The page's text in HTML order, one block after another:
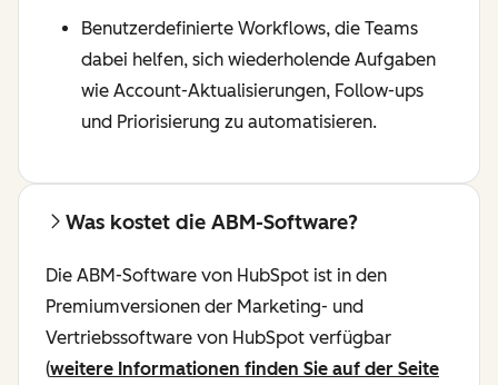
Benutzerdefinierte Workflows, die Teams
dabei helfen, sich wiederholende Aufgaben
wie Account-Aktualisierungen, Follow-ups
und Priorisierung zu automatisieren.
Was kostet die ABM-Software?
Die ABM-Software von HubSpot ist in den
Premiumversionen der Marketing- und
Vertriebssoftware von HubSpot verfügbar
(weitere Informationen finden Sie auf der Seite